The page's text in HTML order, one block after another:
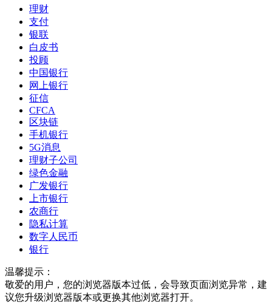
理财
支付
银联
白皮书
投顾
中国银行
网上银行
征信
CFCA
区块链
手机银行
5G消息
理财子公司
绿色金融
广发银行
上市银行
农商行
隐私计算
数字人民币
银行
温馨提示：
敬爱的用户，您的浏览器版本过低，会导致页面浏览异常，建
议您升级浏览器版本或更换其他浏览器打开。